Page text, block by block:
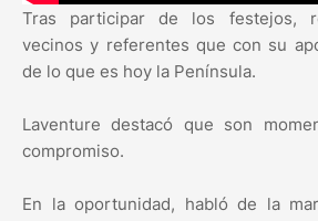
Tras participar de los festejos,
vecinos y referentes que con su
de lo que es hoy la Península.
Laventure destacó que son
compromiso.
En la oportunidad, habló de la